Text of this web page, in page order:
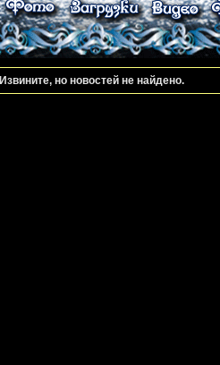
Извините, но новостей не найдено.